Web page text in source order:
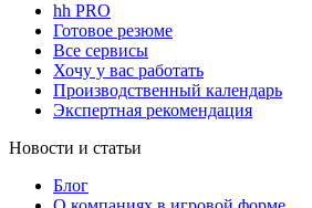
hh PRO
Готовое резюме
Все сервисы
Хочу у вас работать
Производственный календарь
Экспертная рекомендация
Новости и статьи
Блог